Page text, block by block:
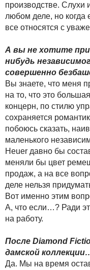
производстве. Слухи
любом деле, но когда
все относятся с
А вы не хотите
нибудь
совершенно
Вы знаете, что меня
на то, что это
концерн, по стилю
сохраняется
побоюсь сказать,
маленького
Heuer давно бы
меняли бы цвет
продаж, а на все
деле нельзя
Вот именно этим
А, что если…? Ради
на работу.
После Diamond
дамской
Да. Мы на время